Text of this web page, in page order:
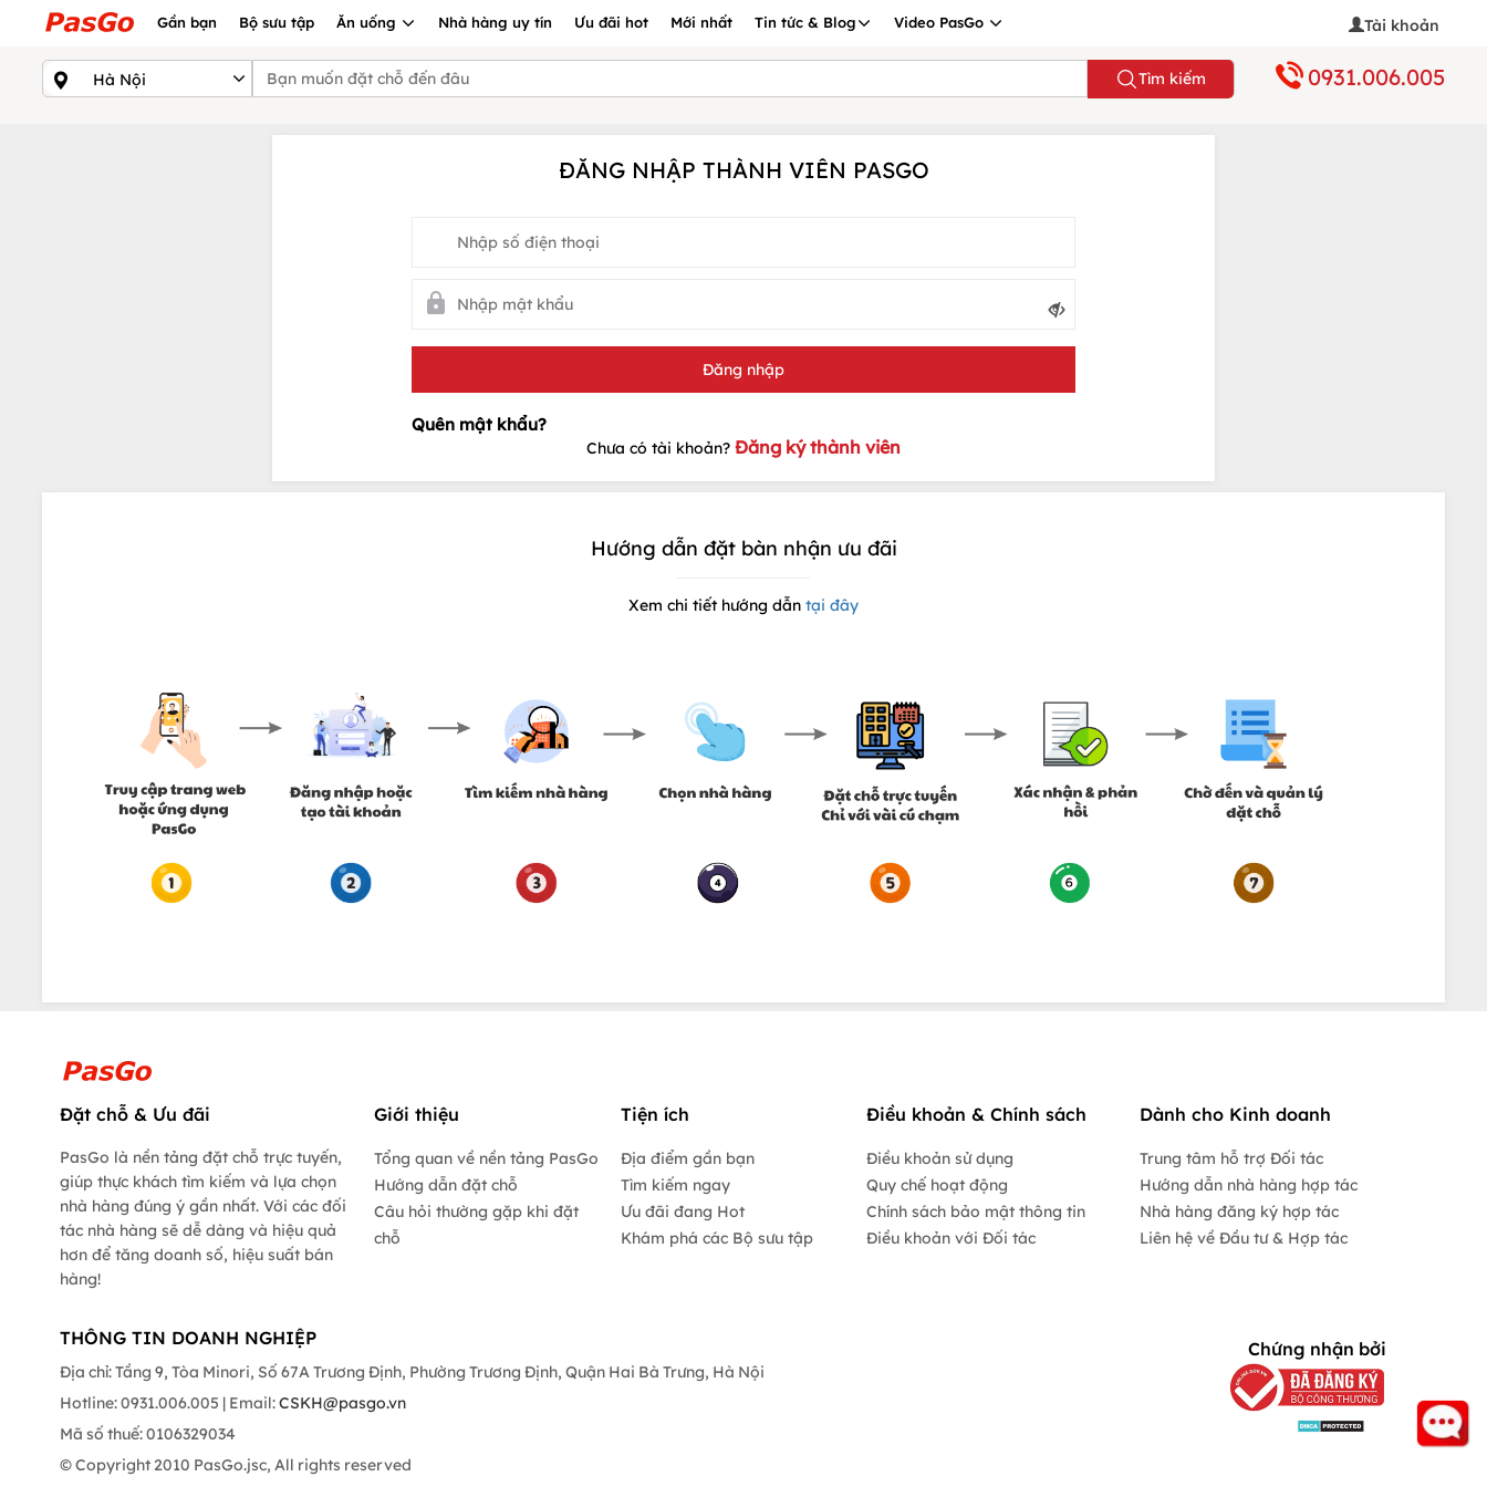
Gần bạn Bộ sưu tập Ăn uống Nhà hàng uy tín Ưu đãi hot Mới nhất Tin tức & Blog Video PasGo Tài khoản
Tìm kiếm 0931.006.005
ĐĂNG NHẬP THÀNH VIÊN PASGO
Chưa có tài khoản? Đăng ký thành viên
Hướng dẫn đặt bàn nhận ưu đãi
Xem chi tiết hướng dẫn tại đây
Đặt chỗ & Ưu đãi
PasGo là nền tảng đặt chỗ trực tuyến,
giúp thực khách tìm kiếm và lựa chọn
nhà hàng đúng ý gần nhất. Với các đối
tác nhà hàng sẽ dễ dàng và hiệu quả
hơn để tăng doanh số, hiệu suất bán
hàng!
Giới thiệu
Tổng quan về nền tảng PasGo
Hướng dẫn đặt chỗ
Câu hỏi thường gặp khi đặt
chỗ
Tiện ích
Địa điểm gần bạn
Tìm kiếm ngay
Ưu đãi đang Hot
Khám phá các Bộ sưu tập
Điều khoản & Chính sách
Điều khoản sử dụng
Quy chế hoạt động
Chính sách bảo mật thông tin
Điều khoản với Đối tác
Dành cho Kinh doanh
Trung tâm hỗ trợ Đối tác
Hướng dẫn nhà hàng hợp tác
Nhà hàng đăng ký hợp tác
Liên hệ về Đầu tư & Hợp tác
THÔNG TIN DOANH NGHIỆP
Địa chỉ: Tầng 9, Tòa Minori, Số 67A Trương Định, Phường Trương Định, Quận Hai Bà Trưng, Hà Nội
Hotline: 0931.006.005 | Email:CSKH@pasgo.vn
Mã số thuế: 0106329034
© Copyright 2010 PasGo.jsc, All rights reserved
Chứng nhận bởi